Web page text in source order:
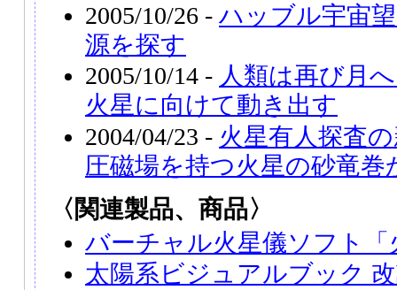
2005/10/26 - ハッブル宇宙
源を探す
2005/10/14 - 人類は再び月
火星に向けて動き出す
2004/04/23 - 火星有人探査
圧磁場を持つ火星の砂竜巻
〈関連製品、商品〉
バーチャル火星儀ソフト
太陽系ビジュアルブック